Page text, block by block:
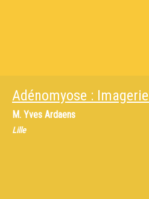
Adénomyose :
M. Yves Ardaens
Lille